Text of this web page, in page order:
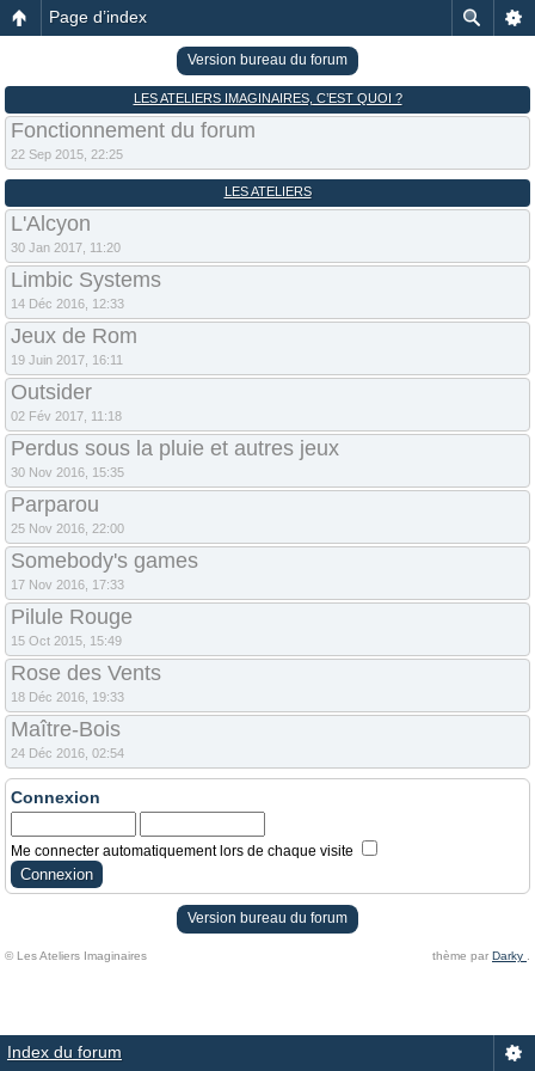
Page d’index
Version bureau du forum
LES ATELIERS IMAGINAIRES, C’EST QUOI ?
Fonctionnement du forum
22 Sep 2015, 22:25
LES ATELIERS
L'Alcyon
30 Jan 2017, 11:20
Limbic Systems
14 Déc 2016, 12:33
Jeux de Rom
19 Juin 2017, 16:11
Outsider
02 Fév 2017, 11:18
Perdus sous la pluie et autres jeux
30 Nov 2016, 15:35
Parparou
25 Nov 2016, 22:00
Somebody's games
17 Nov 2016, 17:33
Pilule Rouge
15 Oct 2015, 15:49
Rose des Vents
18 Déc 2016, 19:33
Maître-Bois
24 Déc 2016, 02:54
Connexion
Me connecter automatiquement lors de chaque visite
Version bureau du forum
© Les Ateliers Imaginaires thème par Darky
Index du forum